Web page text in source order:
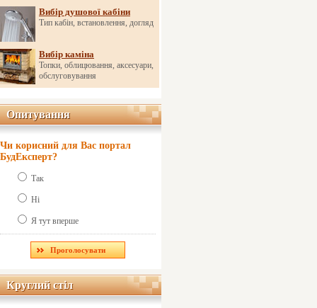
Вибір душової кабіни
Тип кабін, встановлення, догляд
Вибір каміна
Топки, облицювання, аксесуари,
обслуговування
Опитування
Опитування
Чи корисний для Вас портал
БудЕксперт?
Так
Ні
Я тут вперше
Круглий стіл
Круглий стіл